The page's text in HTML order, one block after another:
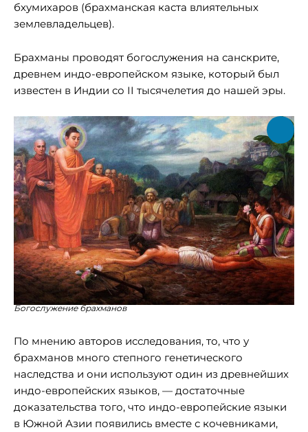
бхумихаров (брахманская каста влиятельных
землевладельцев).
Брахманы проводят богослужения на санскрите,
древнем индо-европейском языке, который был
известен в Индии со II тысячелетия до нашей эры.
Богослужение брахманов
По мнению авторов исследования, то, что у
брахманов много степного генетического
наследства и они используют один из древнейших
индо-европейских языков, — достаточные
доказательства того, что индо-европейские языки
в Южной Азии появились вместе с кочевниками,